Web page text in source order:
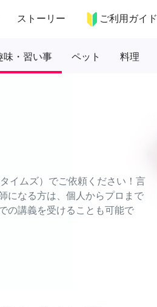
ストーリー ご利用ガイド
味・習い事 ペット 料理
イムズ）でご依頼ください！言
になる方は、個人からプロまで
の講義を受けることも可能で